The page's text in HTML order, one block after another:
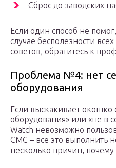
Сброс до заводских
Если один способ не
случае бесполезности
советов, обратитесь к
Проблема №4: нет
оборудования
Если выскакивает окошко
оборудования» или «не в
Watch невозможно
СМС – все это выполнить
несколько причин, почему